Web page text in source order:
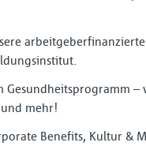
Gesundheitsprogramm –
mehr!
Benefits, Kultur &